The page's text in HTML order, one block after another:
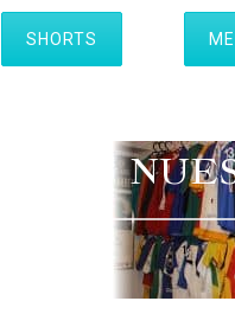
SHORTS